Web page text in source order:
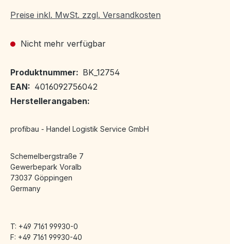
Preise inkl. MwSt. zzgl. Versandkosten
Nicht mehr verfügbar
Produktnummer: BK_12754
EAN: 4016092756042
Herstellerangaben:
profibau - Handel Logistik Service GmbH
Schemelbergstraße 7
Gewerbepark Voralb
73037 Göppingen
Germany
T: +49 7161 99930-0
F: +49 7161 99930-40